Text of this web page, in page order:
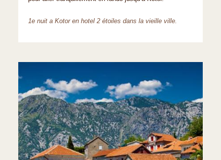
1e nuit a Kotor en hotel 2 étoiles dans la vieille ville.